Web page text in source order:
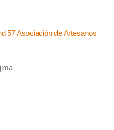
57 Asociación de Artesanos